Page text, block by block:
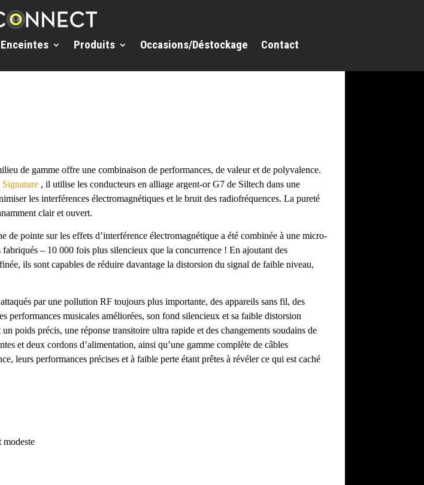
Enceintes Produits Occasions/Déstockage Contact
de gamme offre une combinaison de performances, de valeur et de polyvalence.
, il utilise les conducteurs en alliage argent-or G7 de Siltech dans une
les interférences électromagnétiques et le bruit des radiofréquences. La pureté
clair et ouvert.
pointe sur les effets d’interférence électromagnétique a été combinée à une micro-
– 10 000 fois plus silencieux que la concurrence ! En ajoutant des
ils sont capables de réduire davantage la distorsion du signal de faible niveau,
par une pollution RF toujours plus importante, des appareils sans fil, des
performances musicales améliorées, son fond silencieux et sa faible distorsion
poids précis, une réponse transitoire ultra rapide et des changements soudains de
et deux cordons d’alimentation, ainsi qu’une gamme complète de câbles
leurs performances précises et à faible perte étant prêtes à révéler ce qui est caché